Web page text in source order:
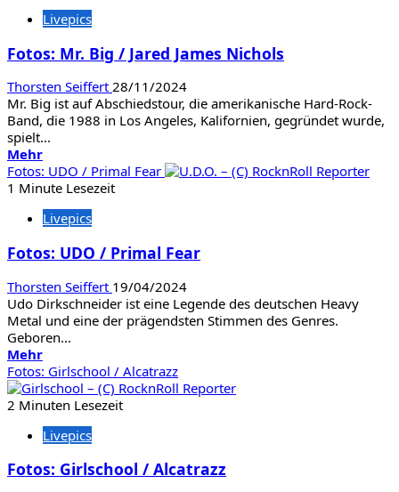
Priest
Uriah
/
Saxon
Livepics
Fotos: Mr. Big / Jared James Nichols
Thorsten Seiffert 28/11/2024
Mr. Big ist auf Abschiedstour, die amerikanische Hard-Rock-
Band, die 1988 in Los Angeles, Kalifornien, gegründet wurde,
spielt...
MehrMehr
Informationen
über
Mr.
/
James
Nichols
Fotos: UDO / Primal Fear
1 Minute Lesezeit
Livepics
Fotos: UDO / Primal Fear
Thorsten Seiffert 19/04/2024
Udo Dirkschneider ist eine Legende des deutschen Heavy
Metal und eine der prägendsten Stimmen des Genres.
Geboren...
MehrMehr
Informationen
über
Fotos:
/
Fear
Fotos: Girlschool / Alcatrazz
2 Minuten Lesezeit
Livepics
Fotos: Girlschool / Alcatrazz